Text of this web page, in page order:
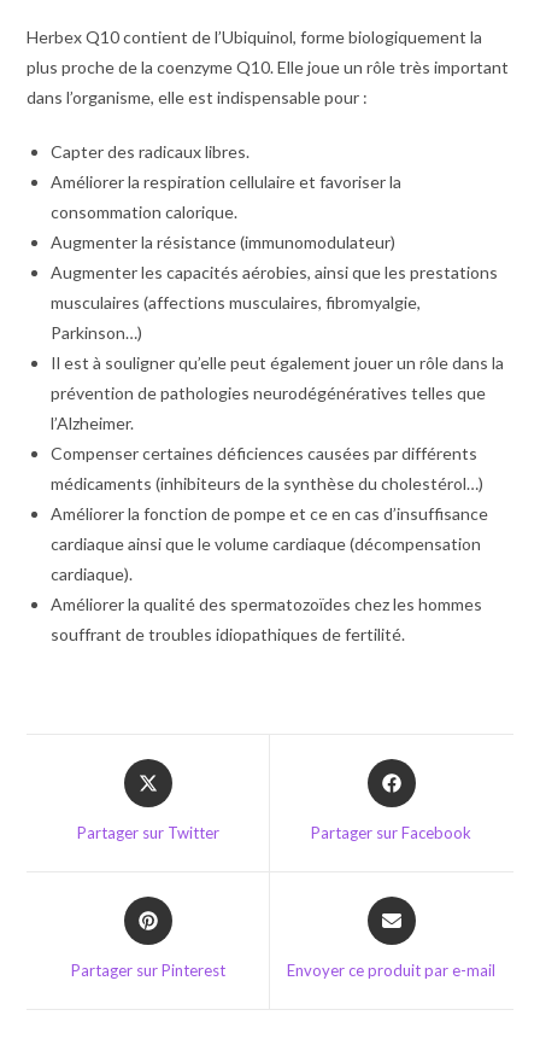
Herbex Q10 contient de l’Ubiquinol, forme biologiquement la
plus proche de la coenzyme Q10. Elle joue un rôle très important
dans l’organisme, elle est indispensable pour :
Capter des radicaux libres.
Améliorer la respiration cellulaire et favoriser la
consommation calorique.
Augmenter la résistance (immunomodulateur)
Augmenter les capacités aérobies, ainsi que les prestations
musculaires (affections musculaires, fibromyalgie,
Parkinson…)
Il est à souligner qu’elle peut également jouer un rôle dans la
prévention de pathologies neurodégénératives telles que
l’Alzheimer.
Compenser certaines déficiences causées par différents
médicaments (inhibiteurs de la synthèse du cholestérol…)
Améliorer la fonction de pompe et ce en cas d’insuffisance
cardiaque ainsi que le volume cardiaque (décompensation
cardiaque).
Améliorer la qualité des spermatozoïdes chez les hommes
souffrant de troubles idiopathiques de fertilité.
Opens
in
new
Partager sur Twitter
Opens
in
Partager sur Facebook
Opens
in
Partager sur Pinterest
Opens
in
new
Envoyer ce produit par e-mail